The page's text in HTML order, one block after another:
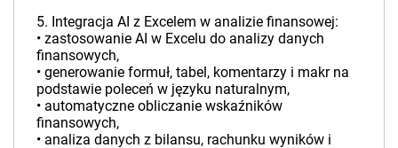
5. Integracja AI z Excelem w analizie finansowej:
• zastosowanie AI w Excelu do analizy danych
finansowych,
• generowanie formuł, tabel, komentarzy i makr na
podstawie poleceń w języku naturalnym,
• automatyczne obliczanie wskaźników
finansowych,
• analiza danych z bilansu, rachunku wyników i